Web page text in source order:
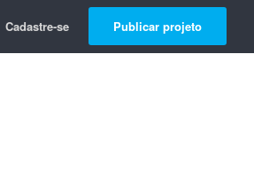
Cadastre-se Publicar projeto